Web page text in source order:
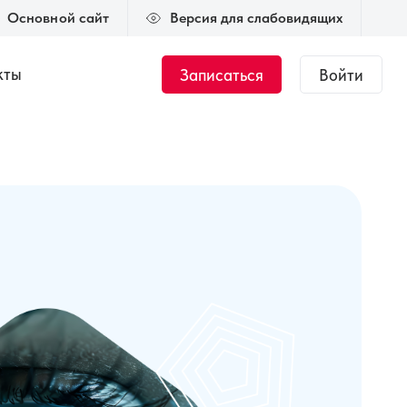
Основной сайт Версия для слабовидящих
₽
Записаться Войти